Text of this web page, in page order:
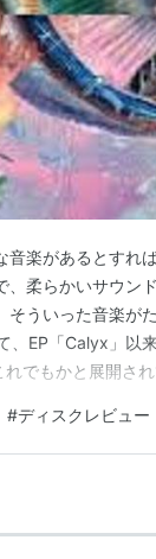
楽があるとすれ
柔らかいサウン
そういった音楽が
、EP「Calyx」以
でもかと展開さ
レンジが素晴ら
#ディスクレビュー